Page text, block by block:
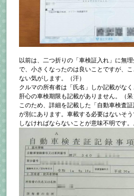
以前は、二つ折りの「車検証入れ」に無
で、小さくなったのは良いことですが、
ない気がします。（汗）
クルマの所有者は「氏名」しか記載がなく
肝心の車検期限も記載がありません。（呆
このため、詳細を記載した「自動車検査
が別にあります。車載する必要はないそ
しなければならないことが意味不明です。